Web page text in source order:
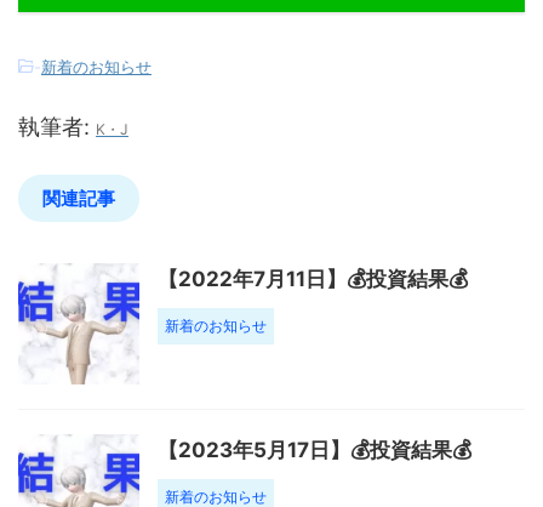
-新着のお知らせ
執筆者: K・J
関連記事
【2022年7月11日】💰投資結果💰
新着のお知らせ
【2023年5月17日】💰投資結果💰
新着のお知らせ